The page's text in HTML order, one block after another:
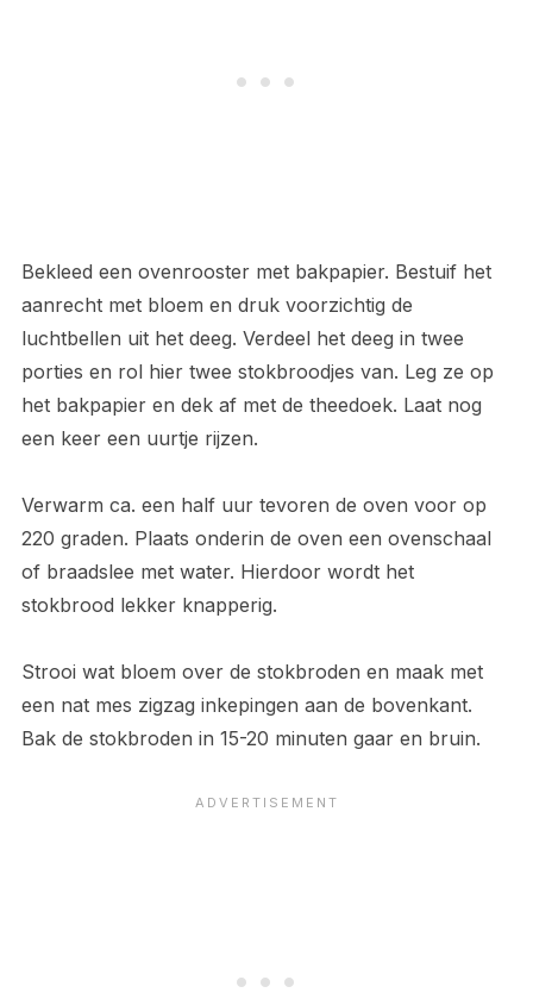
Bekleed een ovenrooster met bakpapier. Bestuif het
aanrecht met bloem en druk voorzichtig de
luchtbellen uit het deeg. Verdeel het deeg in twee
porties en rol hier twee stokbroodjes van. Leg ze op
het bakpapier en dek af met de theedoek. Laat nog
een keer een uurtje rijzen.
Verwarm ca. een half uur tevoren de oven voor op
220 graden. Plaats onderin de oven een ovenschaal
of braadslee met water. Hierdoor wordt het
stokbrood lekker knapperig.
Strooi wat bloem over de stokbroden en maak met
een nat mes zigzag inkepingen aan de bovenkant.
Bak de stokbroden in 15-20 minuten gaar en bruin.